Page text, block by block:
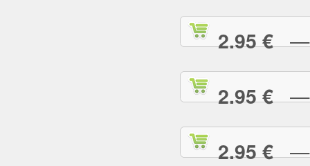
2.95 €—
2.95 €—
2.95 €—